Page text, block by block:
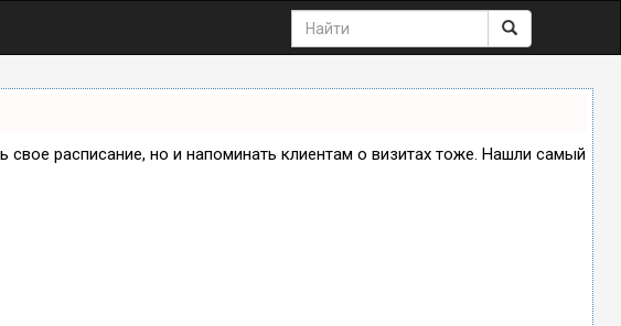
свое расписание, но и напоминать клиентам о визитах тоже. Нашли самый